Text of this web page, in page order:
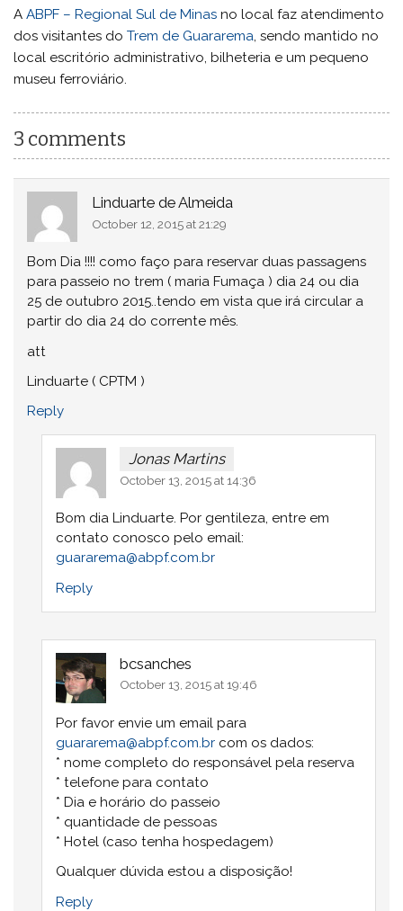
AABPF – Regional Sul de Minas no local faz atendimento
dos visitantes doTrem de Guararema , sendo mantido no
local escritório administrativo, bilheteria e um pequeno
museu ferroviário.
3 comments
Linduarte de Almeida
October 12, 2015 at 21:29
Bom Dia !!!! como faço para reservar duas passagens
para passeio no trem ( maria Fumaça ) dia 24 ou dia
25 de outubro 2015..tendo em vista que irá circular a
partir do dia 24 do corrente mês.
att
Linduarte ( CPTM )
Reply
Jonas Martins
October 13, 2015 at 14:36
Bom dia Linduarte. Por gentileza, entre em
contato conosco pelo email:
guararema@abpf.com.br
Reply
bcsanches
October 13, 2015 at 19:46
Por favor envie um email para
guararema@abpf.com.brcom os dados:
* nome completo do responsável pela reserva
* telefone para contato
* Dia e horário do passeio
* quantidade de pessoas
* Hotel (caso tenha hospedagem)
Qualquer dúvida estou a disposição!
Reply